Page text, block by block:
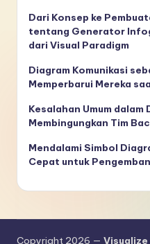
Dari Konsep ke
tentang Generator
dari Visual Paradigm
Diagram Komunikasi
Memperbarui Mereka
Kesalahan Umum dalam
Membingungkan Tim
Mendalami Simbol
Cepat untuk
Copyright 2026 —